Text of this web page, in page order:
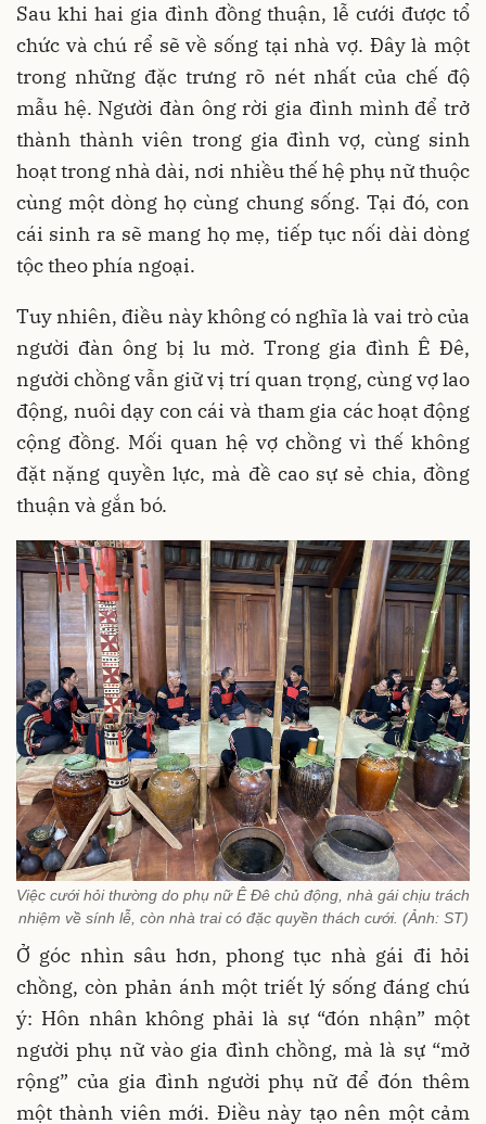
Sau khi hai gia đình đồng thuận, lễ cưới được tổ
chức và chú rể sẽ về sống tại nhà vợ. Đây là một
trong những đặc trưng rõ nét nhất của chế độ
mẫu hệ. Người đàn ông rời gia đình mình để trở
thành thành viên trong gia đình vợ, cùng sinh
hoạt trong nhà dài, nơi nhiều thế hệ phụ nữ thuộc
cùng một dòng họ cùng chung sống. Tại đó, con
cái sinh ra sẽ mang họ mẹ, tiếp tục nối dài dòng
tộc theo phía ngoại.
Tuy nhiên, điều này không có nghĩa là vai trò của
người đàn ông bị lu mờ. Trong gia đình Ê Đê,
người chồng vẫn giữ vị trí quan trọng, cùng vợ lao
động, nuôi dạy con cái và tham gia các hoạt động
cộng đồng. Mối quan hệ vợ chồng vì thế không
đặt nặng quyền lực, mà đề cao sự sẻ chia, đồng
thuận và gắn bó.
Việc cưới hỏi thường do phụ nữ Ê Đê chủ động, nhà gái chịu trách
nhiệm về sính lễ, còn nhà trai có đặc quyền thách cưới. (Ảnh: ST)
Ở góc nhìn sâu hơn, phong tục nhà gái đi hỏi
chồng, còn phản ánh một triết lý sống đáng chú
ý: Hôn nhân không phải là sự “đón nhận” một
người phụ nữ vào gia đình chồng, mà là sự “mở
rộng” của gia đình người phụ nữ để đón thêm
một thành viên mới. Điều này tạo nên một cảm